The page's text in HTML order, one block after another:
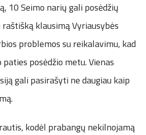
10 Seimo narių gali posėdžių
klausimą Vyriausybės
problemos su reikalavimu, kad
posėdžio metu. Vienas
gali pasirašyti ne daugiau kaip
kodėl prabangų nekilnojamą